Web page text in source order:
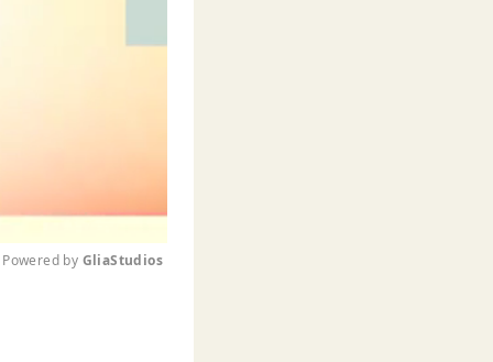
Powered by GliaStudios